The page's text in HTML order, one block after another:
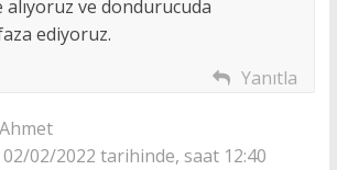
alıyoruz ve dondurucuda
ediyoruz.
Yanıtla
Ahmet
02/02/2022 tarihinde, saat 12:40